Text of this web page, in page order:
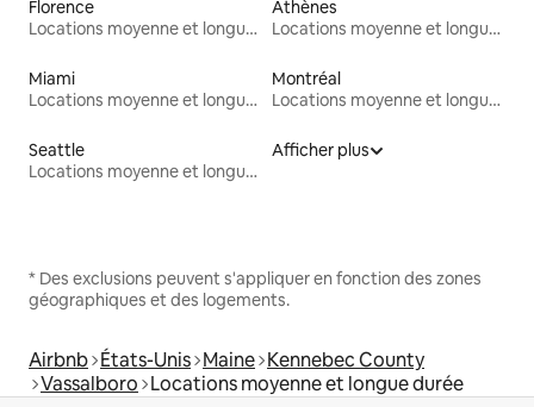
Florence
Locations moyenne et longue durée
Athènes
Locations moyenne et longue durée
Miami
Locations moyenne et longue durée
Montréal
Locations moyenne et longue durée
Seattle
Locations moyenne et longue durée
Afficher plus
* Des exclusions peuvent s'appliquer en fonction des zones
géographiques et des logements.
Airbnb États-Unis Maine Kennebec County
Vassalboro Locations moyenne et longue durée